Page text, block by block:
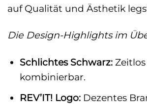
auf Qualität und Ästhetik
Die Design-Highlights im
Schlichtes Schwarz:Zeitlos
kombinierbar.
REV’IT! Logo:Dezentes